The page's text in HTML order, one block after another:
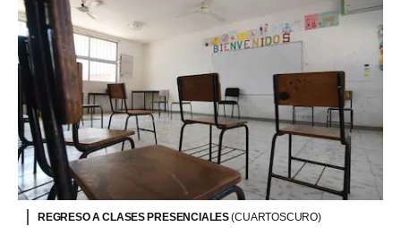
REGRESO A CLASES PRESENCIALES(CUARTOSCURO)